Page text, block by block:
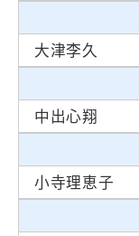
大津李久
中出心翔
小寺理恵子